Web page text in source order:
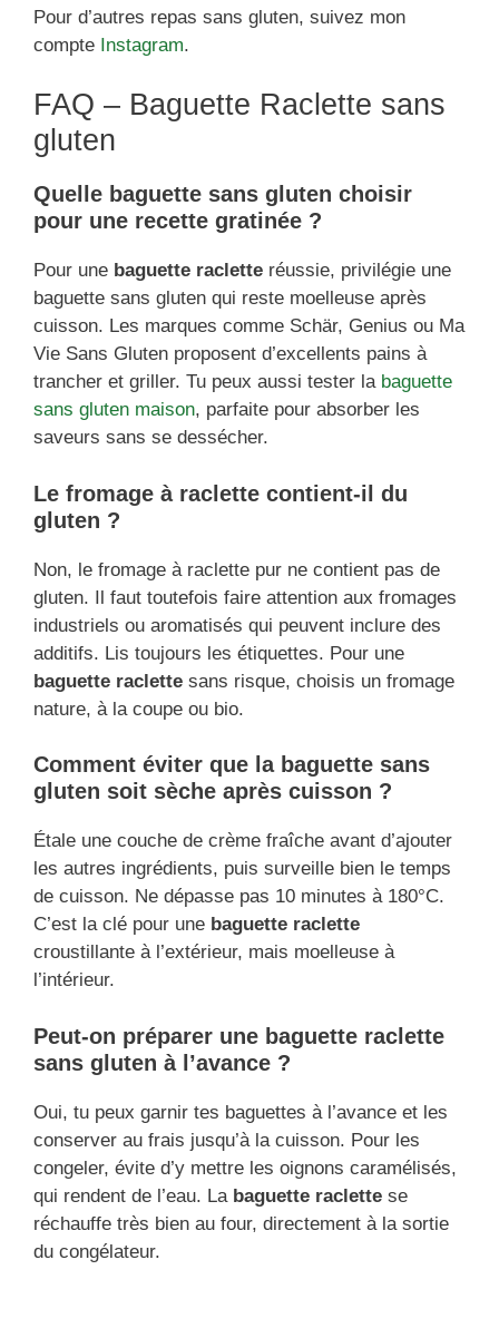
Pour d’autres repas sans gluten, suivez mon
compte Instagram.
FAQ – Baguette Raclette sans
gluten
Quelle baguette sans gluten choisir
pour une recette gratinée ?
Pour une baguette raclette réussie, privilégie une
baguette sans gluten qui reste moelleuse après
cuisson. Les marques comme Schär, Genius ou Ma
Vie Sans Gluten proposent d’excellents pains à
trancher et griller. Tu peux aussi tester la baguette
sans gluten maison, parfaite pour absorber les
saveurs sans se dessécher.
Le fromage à raclette contient-il du
gluten ?
Non, le fromage à raclette pur ne contient pas de
gluten. Il faut toutefois faire attention aux fromages
industriels ou aromatisés qui peuvent inclure des
additifs. Lis toujours les étiquettes. Pour une
baguette raclette sans risque, choisis un fromage
nature, à la coupe ou bio.
Comment éviter que la baguette sans
gluten soit sèche après cuisson ?
Étale une couche de crème fraîche avant d’ajouter
les autres ingrédients, puis surveille bien le temps
de cuisson. Ne dépasse pas 10 minutes à 180°C.
C’est la clé pour une baguette raclette
croustillante à l’extérieur, mais moelleuse à
l’intérieur.
Peut-on préparer une baguette raclette
sans gluten à l’avance ?
Oui, tu peux garnir tes baguettes à l’avance et les
conserver au frais jusqu’à la cuisson. Pour les
congeler, évite d’y mettre les oignons caramélisés,
qui rendent de l’eau. La baguette raclette se
réchauffe très bien au four, directement à la sortie
du congélateur.